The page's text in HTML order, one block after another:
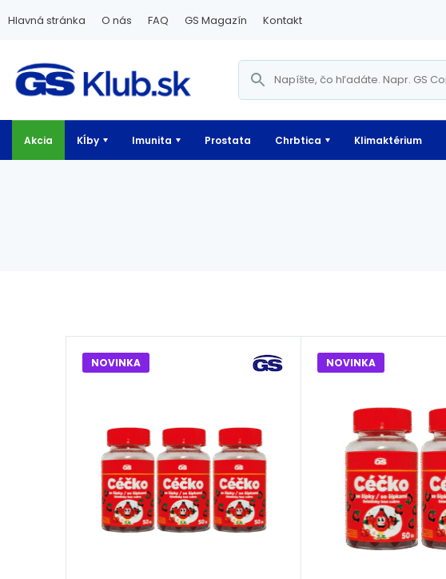
Hlavná stránka O nás FAQ GS Magazín Kontakt
Akcia Kĺby Imunita Prostata Chrbtica Klimaktérium
NOVINKA NOVINKA